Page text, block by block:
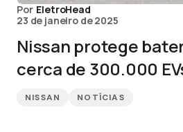
Por EletroHead
23 de janeiro de 2025
Nissan protege
cerca de 300.000
NISSAN NOTÍCIAS